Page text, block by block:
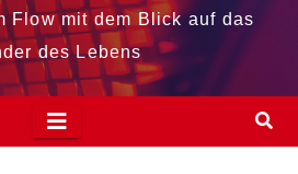
Flow mit dem Blick auf das
des Lebens